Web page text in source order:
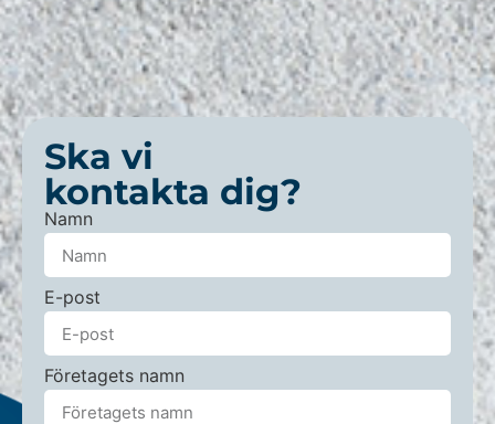
Ska vi
kontakta dig?
Namn
E-post
Företagets namn